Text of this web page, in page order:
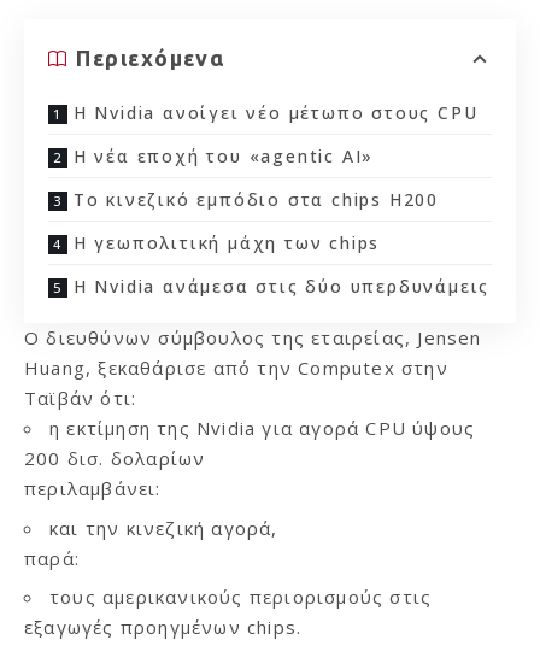
Περιεχόμενα
Η Nvidia ανοίγει νέο μέτωπο στους CPU
Η νέα εποχή του «agentic AI»
Το κινεζικό εμπόδιο στα chips H200
Η γεωπολιτική μάχη των chips
Η Nvidia ανάμεσα στις δύο υπερδυνάμεις
Ο διευθύνων σύμβουλος της εταιρείας, Jensen
Huang, ξεκαθάρισε από την Computex στην
Ταϊβάν ότι:
η εκτίμηση της Nvidia για αγορά CPU ύψους
200 δισ. δολαρίων
περιλαμβάνει:
και την κινεζική αγορά,
παρά:
τους αμερικανικούς περιορισμούς στις
εξαγωγές προηγμένων chips.